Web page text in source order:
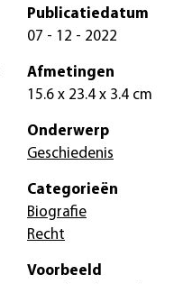
Publicatiedatum
07 - 12 - 2022
Afmetingen
15.6 x 23.4 x 3.4 cm
Onderwerp
Geschiedenis
Categorieën
Biografie
Recht
Voorbeeld